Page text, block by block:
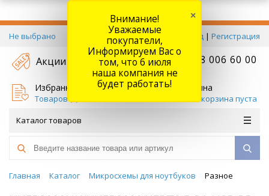
Не выбрано Вход | Регистрация
Акции +7 778 006 60 00
Избранное
Товаров (
Корзина
Ваша корзина пуста
Каталог товаров
Главная Каталог Микросхемы для ноутбуков Разное
Внимание!
Уважаемые
покупатели,
Информируем Вас о
том, что 6 июля
наша компания не
будет работать!
×